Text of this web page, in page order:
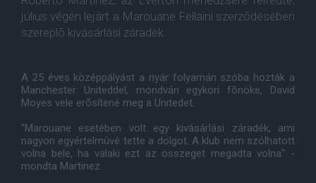
július végén lejárt a Marouane Fellaini szerzõdésében
szereplõ kivásárlási záradék.
A 25 éves középpályást a nyár folyamán szóba hozták a
Manchester Uniteddel, mondván egykori fõnöke, David
Moyes vele erõsítené meg a Unitedet.
"Marouane esetében volt egy kivásárlási záradék, ami
nagyon egyértelmûvé tette a dolgot. A klub nem szólhatott
volna bele, ha valaki ezt az összeget megadta volna" -
mondta Martinez.